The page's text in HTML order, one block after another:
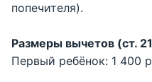
попечителя).
Размеры вычетов (ст.
Первый ребёнок: 1 400